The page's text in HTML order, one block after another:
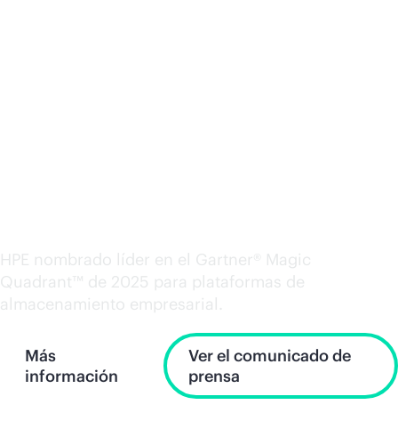
HPE nombrado líder en el Gartner® Magic
Quadrant™ de 2025 para plataformas de
almacenamiento empresarial.
Más
información
Ver el comunicado de
prensa